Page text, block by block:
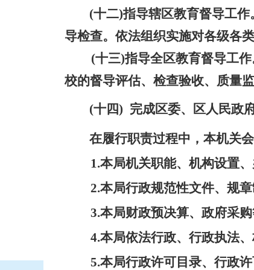
(十二)指导辖区教育督导工
导检查。依法组织实施对各级各
(十三)指导全区教育督导工作
校的督导评估、检查验收、质量监
(十四) 完成区委、区人民政
在履行职责过程中，本机关
1.本局机关职能、机构设置
2.本局行政规范性文件、规
3.本局财政预决算、政府采购
4.本局依法行政、行政执法
5.本局行政许可目录、行政